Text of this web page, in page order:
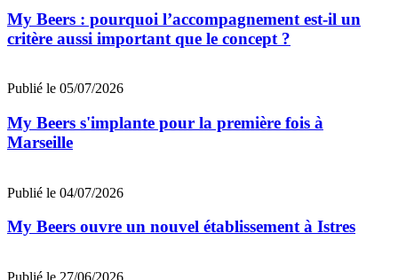
My Beers : pourquoi l’accompagnement est-il un
critère aussi important que le concept ?
Publié le 05/07/2026
My Beers s'implante pour la première fois à
Marseille
Publié le 04/07/2026
My Beers ouvre un nouvel établissement à Istres